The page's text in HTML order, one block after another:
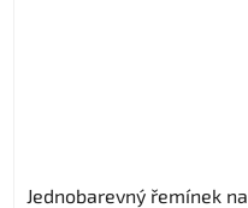
Jednobarevný řemínek na